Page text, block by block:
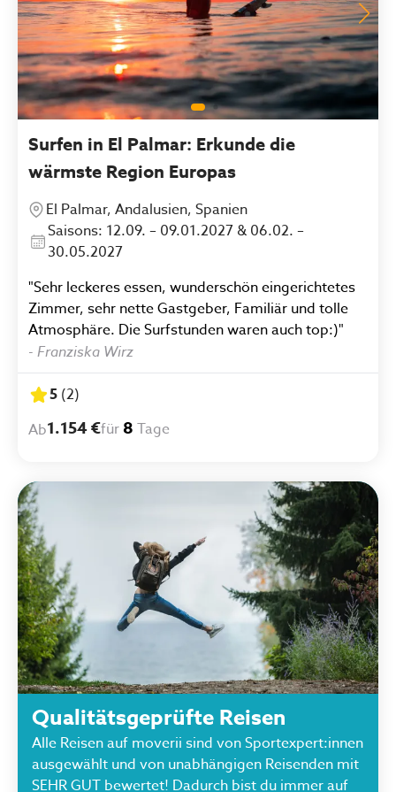
Surfen in El Palmar: Erkunde die
wärmste Region Europas
El Palmar, Andalusien, Spanien
Saisons: 12.09. – 09.01.2027 & 06.02. –
30.05.2027
"Sehr leckeres essen, wunderschön eingerichtetes
Zimmer, sehr nette Gastgeber, Familiär und tolle
Atmosphäre. Die Surfstunden waren auch top:)"
- Franziska Wirz
5 (2)
Ab1.154 €für 8 Tage
Qualitätsgeprüfte Reisen
Alle Reisen auf moverii sind von Sportexpert:innen
ausgewählt und von unabhängigen Reisenden mit
SEHR GUT bewertet! Dadurch bist du immer auf